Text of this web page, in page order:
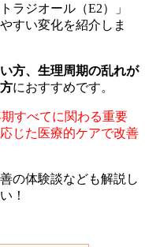
ラジオール（E2）」
すい変化を紹介しま
方、生理周期の乱れが
におすすめです。
すべてに関わる重要
じた医療的ケアで改善
の体験談なども解説し
！